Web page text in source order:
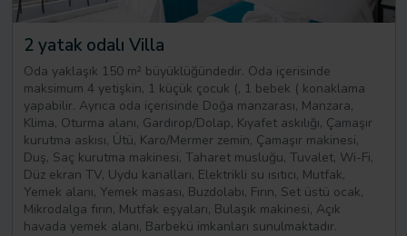
2 yatak odalı Villa
Oda yaklaşık 150 m² büyüklüğündedir. Oda içerisinde
maksimum 4 yetişkin, 1 küçük çocuk (, 1 bebek ( konaklama
yapabilir. Ayrıca oda içerisinde Doğa manzarası, Manzara,
Klima, Oturma alanı, Gardırop/Dolap, Kıyafet askılığı, Çamaşır
kurutma askısı, Ütü, Karo/Mermer zemin, Çamaşır makinesi,
Duş, Saç kurutma makinesi, Taharet musluğu, Tuvalet, Wi-Fi,
Düz ekran TV, Uydu kanalları, Elektrikli su ısıtıcı, Mutfak,
Yemek alanı, Yemek masası, Buzdolabı, Fırın, Set üstü ocak,
Mikrodalga fırın, Mutfak eşyaları, Bulaşık makinesi, Açık
havada yemek alanı, Barbekü imkanları sunulmaktadır.